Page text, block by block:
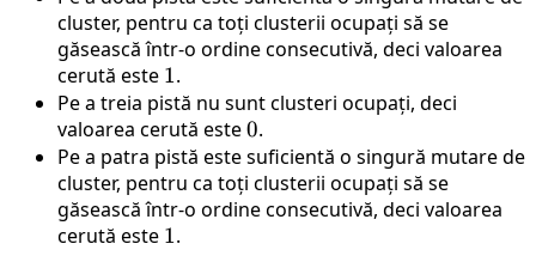
cluster, pentru ca toți clusterii ocupați să se
găsească într-o ordine consecutivă, deci valoarea
cerută este 1
1.
Pe a treia pistă nu sunt clusteri ocupați, deci
valoarea cerută este0
0.
Pe a patra pistă este suficientă o singură mutare de
cluster, pentru ca toți clusterii ocupați să se
găsească într-o ordine consecutivă, deci valoarea
cerută este 1
1.